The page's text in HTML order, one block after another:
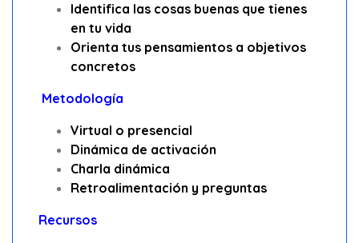
Identifica las cosas buenas que tienes
en tu vida
Orienta tus pensamientos a objetivos
concretos
Metodología
Virtual o presencial
Dinámica de activación
Charla dinámica
Retroalimentación y preguntas
Recursos